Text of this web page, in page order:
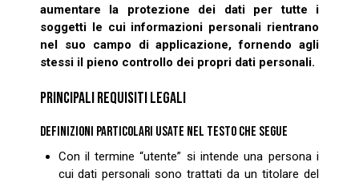
aumentare la protezione dei dati per tutte i
soggetti le cui informazioni personali rientrano
nel suo campo di applicazione, fornendo agli
stessi il pieno controllo dei propri dati personali.
PRINCIPALI REQUISITI LEGALI
DEFINIZIONI PARTICOLARI USATE NEL TESTO CHE SEGUE
Con il termine “utente” si intende una persona i
cui dati personali sono trattati da un titolare del